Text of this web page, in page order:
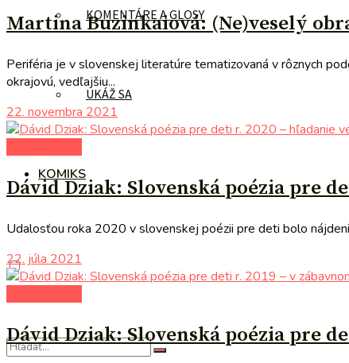
KOMENTÁRE A GLOSY
UKÁŽ SA
KOMIKS
Martina Buzinkaiová: (Ne)veselý
Periféria je v slovenskej literatúre tematizovaná v rôznych
okrajovú, vedľajšiu...
22. novembra 2021
Dávid Dziak: Slovenská poézia pre
Udalosťou roka 2020 v slovenskej poézii pre deti bolo
22. júla 2021
Dávid Dziak: Slovenská poézia pre